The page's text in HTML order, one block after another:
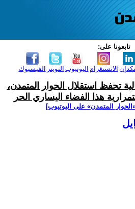
تابعونا على:
الفيسبوك التويتر اليوتيوب الانستغرام
تحفظ استقلال الحوار المتمدن،
هذا الفضاء اليساري الحر
المتمدن» على اليوتيوب]